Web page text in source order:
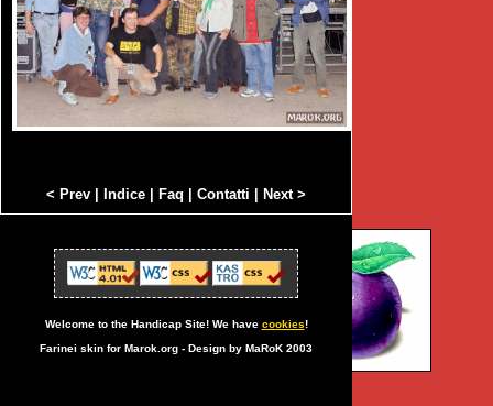
< Prev Indice Faq Contatti Next >
Welcome to the Handicap Site! We have cookies!
Farinei skin for Marok.org - Design by MaRoK 2003